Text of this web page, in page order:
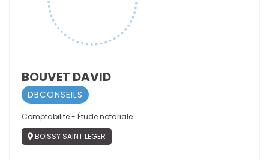
BOUVET DAVID
DBCONSEILS
Comptabilité - Étude notariale
BOISSY SAINT LEGER